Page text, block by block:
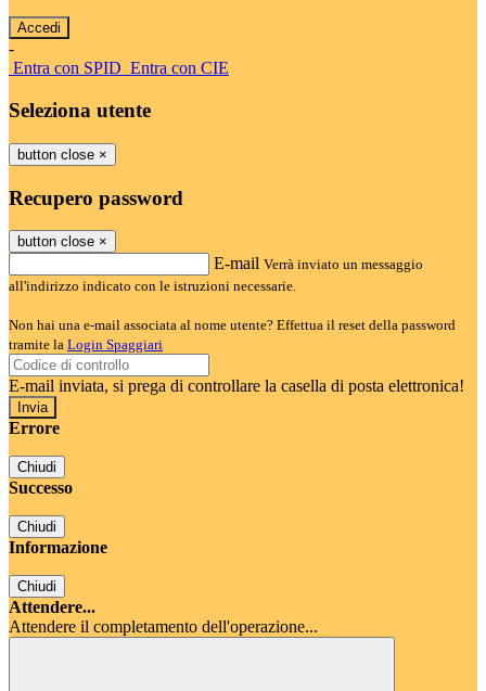
-
Entra con SPID Entra con CIE
Seleziona utente
button close ×
Recupero password
button close ×
E-mail Verrà inviato un messaggio
all'indirizzo indicato con le istruzioni necessarie.
Non hai una e-mail associata al nome utente? Effettua il reset della password
tramite la Login Spaggiari
E-mail inviata, si prega di controllare la casella di posta elettronica!
Errore
Chiudi
Successo
Chiudi
Informazione
Chiudi
Attendere...
Attendere il completamento dell'operazione...